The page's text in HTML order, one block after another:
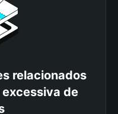
relacionados
de